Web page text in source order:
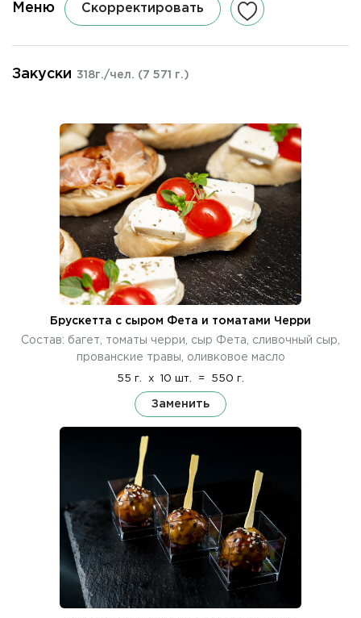
Меню Скорректировать
Закуски 318г./чел. (7 571 г.)
Брускетта с сыром Фета и томатами Черри
Состав: багет, томаты черри, сыр Фета, сливочный сыр,
прованские травы, оливковое масло
55 г. x 10 шт. = 550 г.
Заменить